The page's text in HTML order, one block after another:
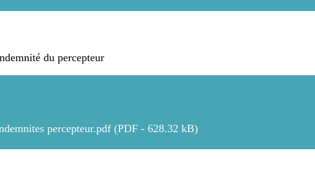
du percepteur
percepteur.pdf (PDF - 628.32 kB)